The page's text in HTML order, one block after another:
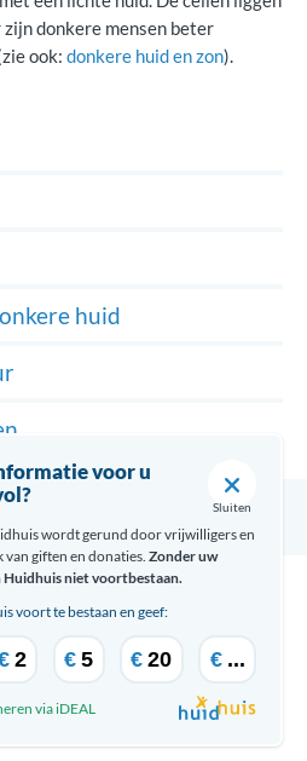
donkere mensen beter
ook: donkere huid en zon).
huid
door
voor u
Sluiten
wordt gerund door vrijwilligers en
van giften en donaties. Zonder uw
Huidhuis niet voortbestaan.
voort te bestaan en geef:
2 € 5 € 20 € ...
via iDEAL